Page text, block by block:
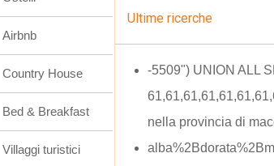
Ultime ricerche
-5509") UNION ALL
nella provincia di
Airbnb
Country House
Bed & Breakfast
Villaggi turistici